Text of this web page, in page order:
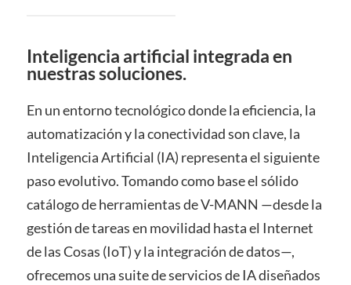
Inteligencia artificial integrada en
nuestras soluciones.
En un entorno tecnológico donde la eficiencia, la
automatización y la conectividad son clave, la
Inteligencia Artificial (IA) representa el siguiente
paso evolutivo. Tomando como base el sólido
catálogo de herramientas de V-MANN —desde la
gestión de tareas en movilidad hasta el Internet
de las Cosas (IoT) y la integración de datos—,
ofrecemos una suite de servicios de IA diseñados